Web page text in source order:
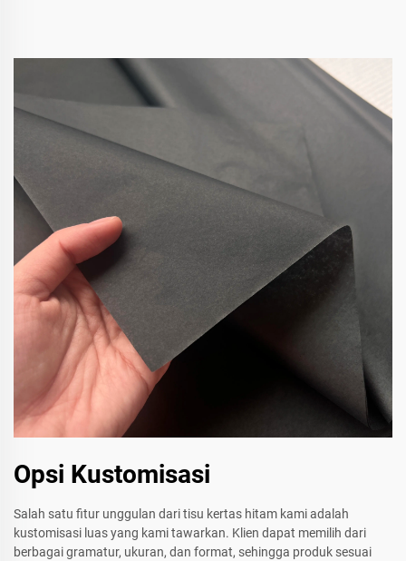
Opsi Kustomisasi
Salah satu fitur unggulan dari tisu kertas hitam kami adalah
kustomisasi luas yang kami tawarkan. Klien dapat memilih dari
berbagai gramatur, ukuran, dan format, sehingga produk sesuai